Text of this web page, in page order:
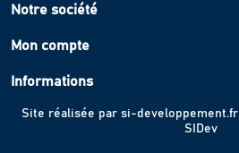
Notre société
Mon compte
Informations
Site réalisée par si-developpement.fr
SIDev